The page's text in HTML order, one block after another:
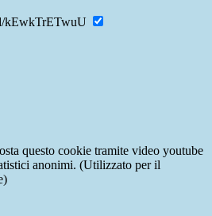
kEwkTrETwuU
questo cookie tramite video youtube
anonimi. (Utilizzato per il